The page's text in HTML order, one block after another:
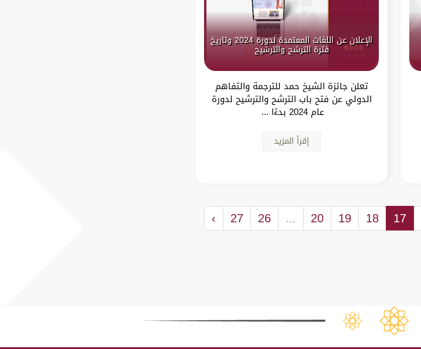
الإعلان عن اللغات المعتمدة لدورة 2024 وتاريخ
فترة الترشح والترشيح
تعلن جائزة الشيخ حمد للترجمة والتفاهم
الدولي عن فتح باب الترشح والترشيح لدورة
عام 2024 بدءًا ...
إقرأ المزيد
17
18
19
20
...
26
27
›